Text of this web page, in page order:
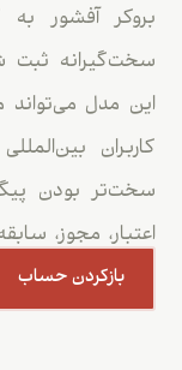
بروکر آفشور
سخت‌گیرانه ثبت
این مدل می‌تواند
کاربران
سخت‌تر بودن
اعتبار، مجوز،
بازکردن حساب